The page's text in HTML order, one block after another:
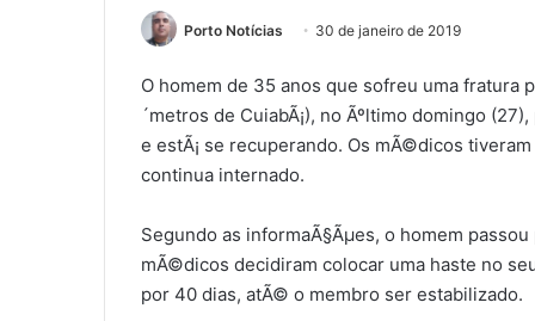
Porto Notícias 30 de janeiro de 2019
O homem de 35 anos que sofreu uma fratura
´metros de CuiabÃ¡), no Ãºltimo domingo
e estÃ¡ se recuperando. Os mÃ©dicos
continua internado.
Segundo as informaÃ§Ãµes, o homem
mÃ©dicos decidiram colocar uma haste no
por 40 dias, atÃ© o membro ser estabilizado.